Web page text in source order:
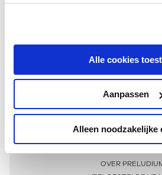
Alle cookies
Aanpassen
Alleen noodzakelijke
Meer
OVER